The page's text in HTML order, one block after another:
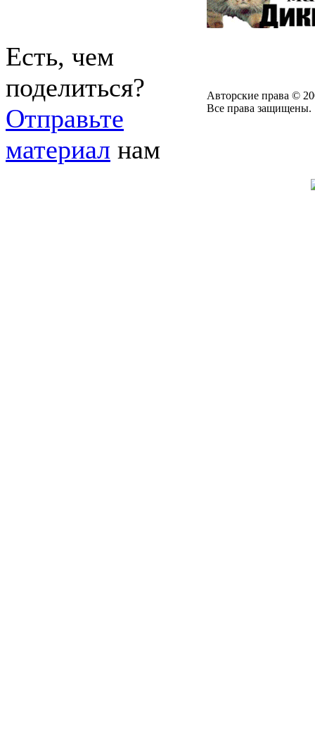
Есть, чем
поделиться?
Отправьте
материал нам
Авторские права ©
Все права защищены.